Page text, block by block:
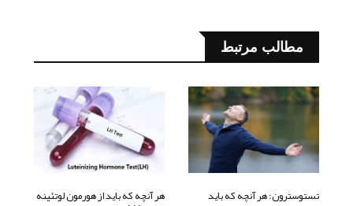
مطالب مرتبط
تستوسترون: هر آنچه که باید هر آنچه که باید از هورمون لوتئینه